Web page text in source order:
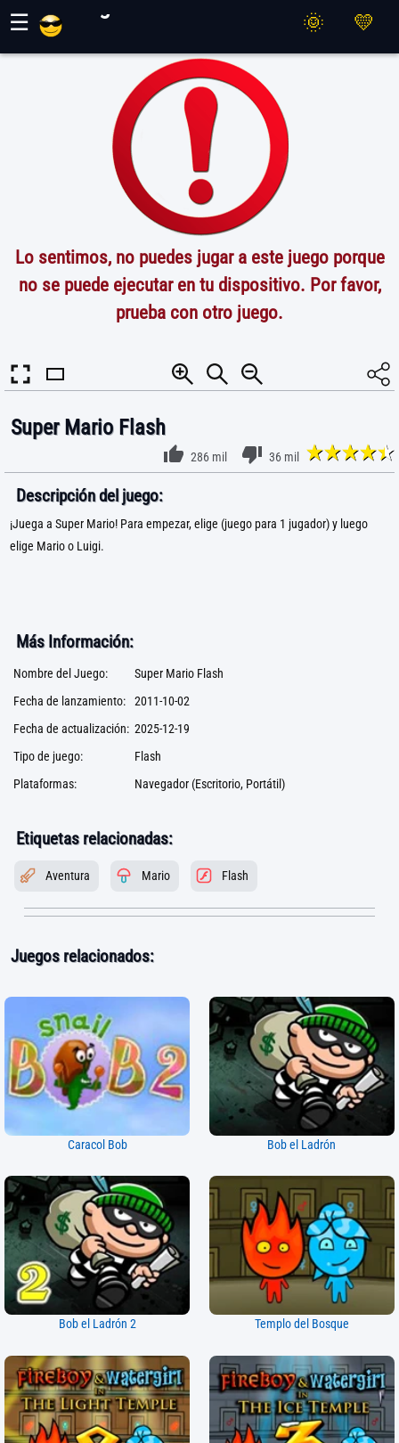
☰
Lo sentimos, no puedes jugar a este juego porque
no se puede ejecutar en tu dispositivo. Por favor,
prueba con otro juego.
Super Mario Flash
286 mil 36 mil
Descripción del juego:
¡Juega a Super Mario! Para empezar, elige (juego para 1 jugador) y luego
elige Mario o Luigi.
Más Información:
Nombre del Juego:
Super Mario Flash
Fecha de lanzamiento: 2011-10-02
Fecha de actualización: 2025-12-19
Tipo de juego:
Flash
Plataformas:
Navegador (Escritorio, Portátil)
Etiquetas relacionadas:
Aventura Mario Flash
Juegos relacionados:
Caracol Bob Bob el Ladrón
Bob el Ladrón 2 Templo del Bosque